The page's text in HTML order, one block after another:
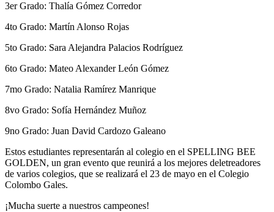
3er Grado: Thalía Gómez Corredor
4to Grado: Martín Alonso Rojas
5to Grado: Sara Alejandra Palacios Rodríguez
6to Grado: Mateo Alexander León Gómez
7mo Grado: Natalia Ramírez Manrique
8vo Grado: Sofía Hernández Muñoz
9no Grado: Juan David Cardozo Galeano
Estos estudiantes representarán al colegio en el SPELLING BEE
GOLDEN, un gran evento que reunirá a los mejores deletreadores
de varios colegios, que se realizará el 23 de mayo en el Colegio
Colombo Gales.
¡Mucha suerte a nuestros campeones!